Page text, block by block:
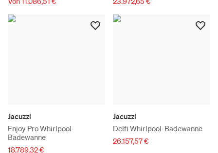
Jacuzzi
Enjoy Pro Whirlpool-
Badewanne
18.789,32 €
Jacuzzi
Delfi Whirlpool-Badewanne
26.157,57 €